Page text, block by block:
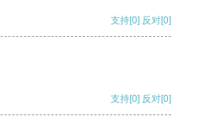
支持[0] 反对[0]
支持[0] 反对[0]